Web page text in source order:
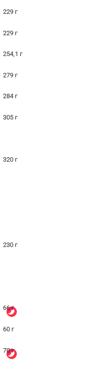
229 г
229 г
254,1 г
279 г
284 г
305 г
320 г
230 г
66 г
60 г
70 г